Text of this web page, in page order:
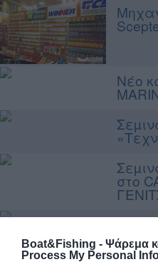
Boat&Fishing - Ψάρεμα
Process My Personal
Νέο
στο